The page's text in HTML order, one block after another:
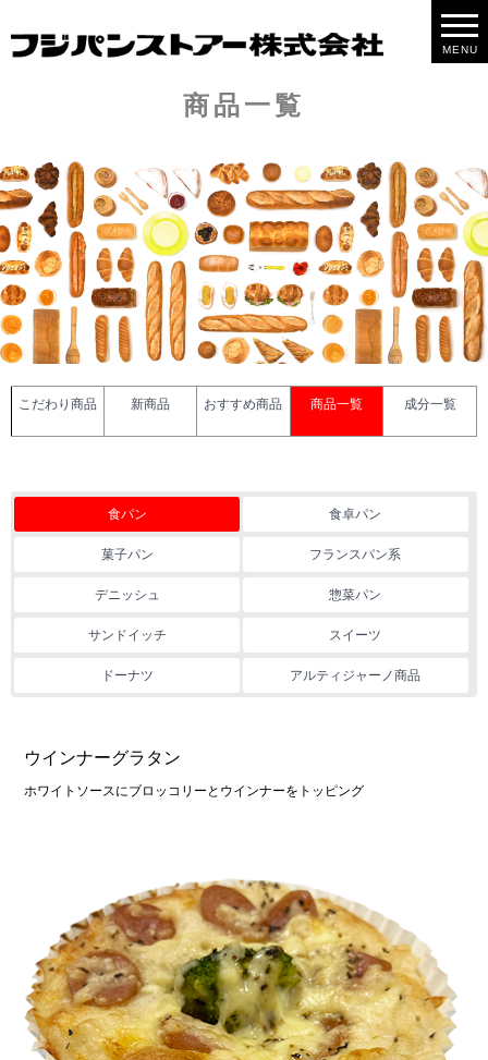
商品一覧
MENU
こだわり商品 新商品 おすすめ商品 商品一覧 成分一覧
食パン 食卓パン
菓子パン フランスパン系
デニッシュ 惣菜パン
サンドイッチ スイーツ
ドーナツ アルティジャーノ商品
ウインナーグラタン
ホワイトソースにブロッコリーとウインナーをトッピング